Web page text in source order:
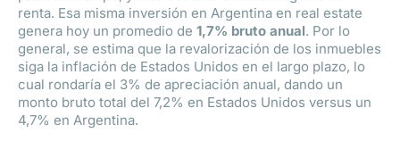
renta. Esa misma inversión en Argentina en real estate
genera hoy un promedio de 1,7% bruto anual. Por lo
general, se estima que la revalorización de los inmuebles
siga la inflación de Estados Unidos en el largo plazo, lo
cual rondaría el 3% de apreciación anual, dando un
monto bruto total del 7,2% en Estados Unidos versus un
4,7% en Argentina.